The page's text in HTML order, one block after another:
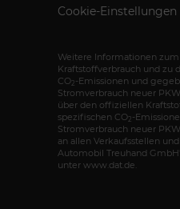
Cookie-Einstellungen
Weitere Informationen
Kraftstoffverbrauch und zu
CO2 -Emissionen und
Stromverbrauch neuer
über den offiziellen
spezifischen CO2 -
Stromverbrauch neuer
an allen Verkaufsstellen
Automobil Treuhand
unter www.dat.de.